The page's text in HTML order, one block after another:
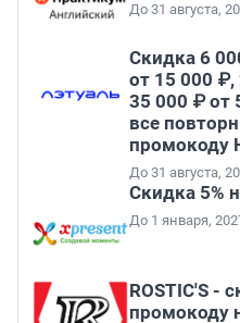
До 31 августа,
Скидка 6
от 15 000
35 000 ₽ от
все
промокоду
До 31 августа,
Скидка 5%
До 1 января,
ROSTIC'S -
промокоду